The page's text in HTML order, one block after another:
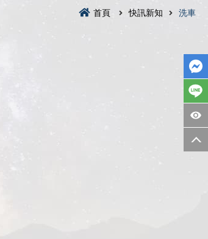
首頁 快訊新知 洗車